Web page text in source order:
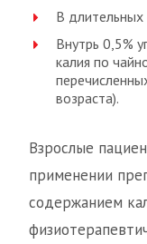
В длительных
Внутрь 0,5%
калия по
возраста).
Взрослые
применении
содержанием